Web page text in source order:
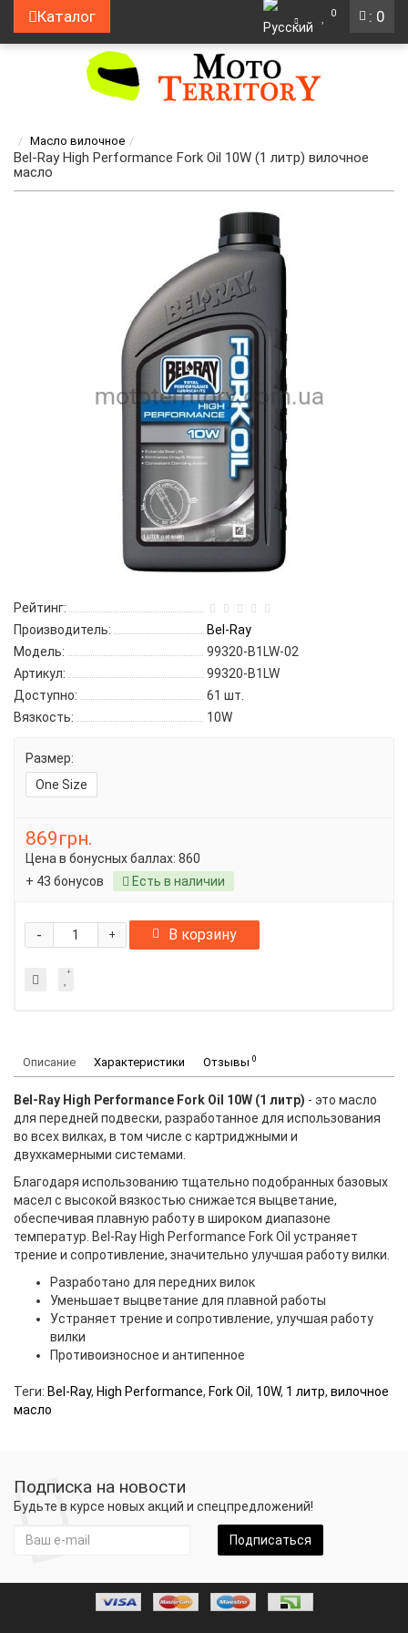
: 0
Каталог 0
Масло вилочное
Bel-Ray High Performance Fork Oil 10W (1 литр) вилочное
масло
Рейтинг:
Производитель:
Bel-Ray
Модель:
99320-B1LW-02
Артикул:
99320-B1LW
Доступно:
61 шт.
Вязкость:
10W
Размер:
One Size
869грн.
Цена в бонусных баллах: 860
+ 43 бонусов
Есть в наличии
+
- В корзину
Описание Характеристики Отзывы 0
Bel-Ray High Performance Fork Oil 10W (1 литр) - это масло
для передней подвески, разработанное для использования
во всех вилках, в том числе с картриджными и
двухкамерными системами.
Благодаря использованию тщательно подобранных базовых
масел с высокой вязкостью снижается выцветание,
обеспечивая плавную работу в широком диапазоне
температур. Bel-Ray High Performance Fork Oil устраняет
трение и сопротивление, значительно улучшая работу вилки.
Разработано для передних вилок
Уменьшает выцветание для плавной работы
Устраняет трение и сопротивление, улучшая работу
вилки
Противоизносное и антипенное
Теги: Bel-Ray, High Performance, Fork Oil , 10W, 1 литр, вилочное
масло
Подписка на новости
Будьте в курсе новых акций и спецпредложений!
Подписаться